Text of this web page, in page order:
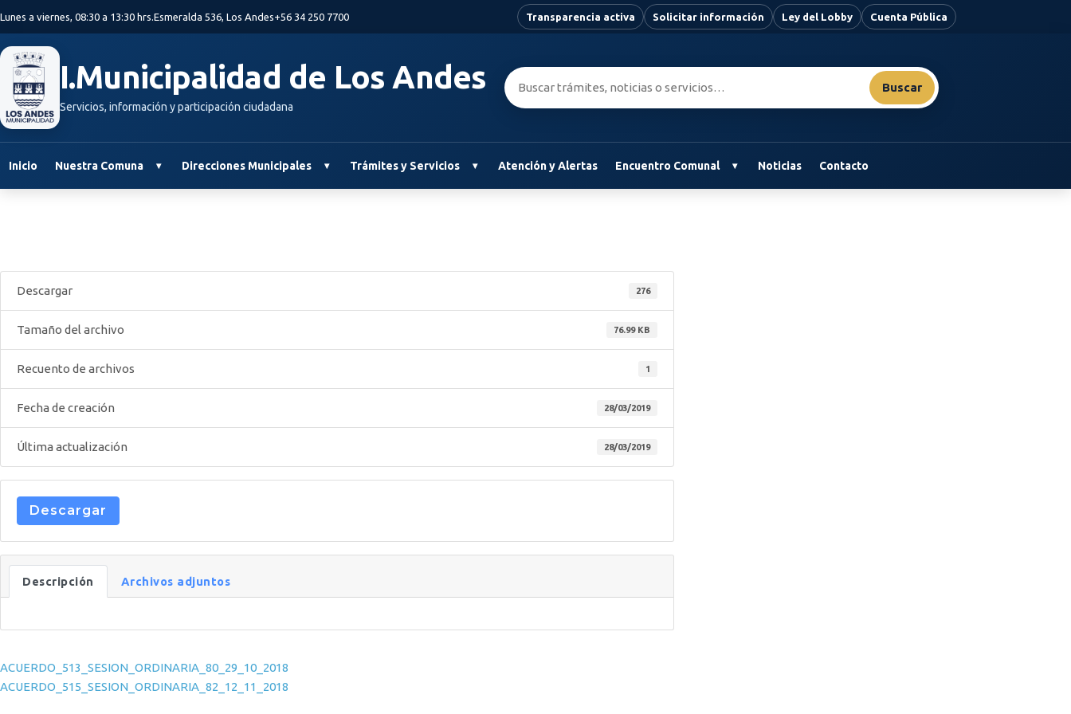
Lunes a viernes, 08:30 a 13:30 hrs.Esmeralda 536, Los Andes+56 34 250 7700 Transparencia activa Solicitar información Ley del Lobby Cuenta Pública
I.Municipalidad de Los Andes
Servicios, información y participación ciudadana
Buscar:
Buscar
Inicio Nuestra Comuna Direcciones Municipales Trámites y Servicios Atención y Alertas Encuentro Comunal Noticias Contacto
Descargar 276
Tamaño del archivo 76.99 KB
Recuento de archivos 1
Fecha de creación 28/03/2019
Última actualización 28/03/2019
Descargar
Descripción Archivos adjuntos
Navegación de entradas
ACUERDO_513_SESION_ORDINARIA_80_29_10_2018
ACUERDO_515_SESION_ORDINARIA_82_12_11_2018